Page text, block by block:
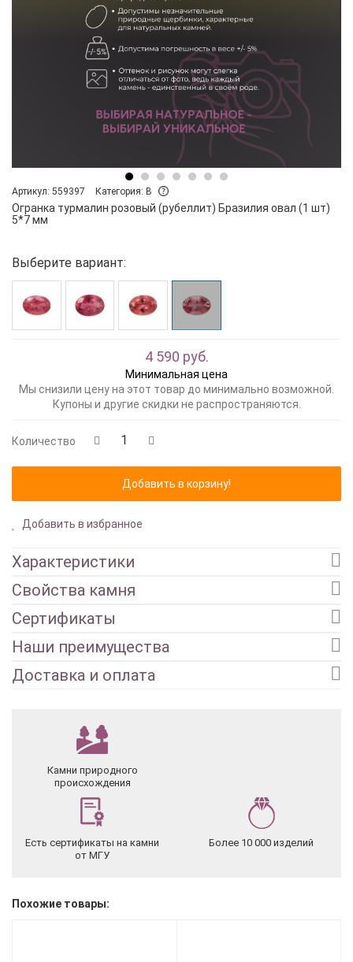
Артикул: 559397 Категория: B
Огранка турмалин розовый (рубеллит) Бразилия овал (1 шт)
5*7 мм
Выберите вариант:
4 590 руб.
Минимальная цена
Мы снизили цену на этот товар до минимально возможной.
Купоны и другие скидки не распространяются.
Количество
Добавить в избранное
Характеристики
Свойства камня
Сертификаты
Наши преимущества
Доставка и оплата
Камни природного
происхождения
Есть сертификаты на камни
от МГУ
Более 10 000 изделий
Похожие товары: